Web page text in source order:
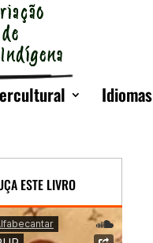
Idiomas
ESTE LIVRO